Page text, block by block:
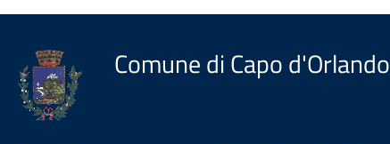
Comune di Capo d'Orlando